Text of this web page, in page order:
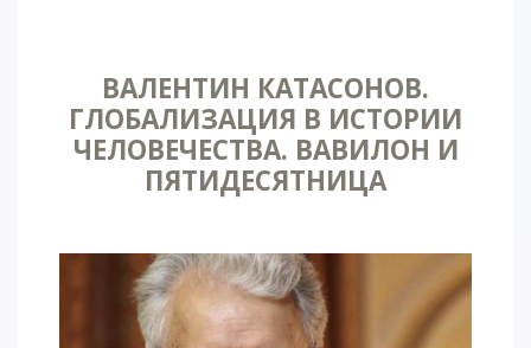
ВАЛЕНТИН КАТАСОНОВ.
ГЛОБАЛИЗАЦИЯ В ИСТОРИИ
ЧЕЛОВЕЧЕСТВА. ВАВИЛОН И
ПЯТИДЕСЯТНИЦА